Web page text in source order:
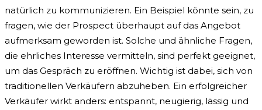
natürlich zu kommunizieren. Ein Beispiel könnte sein, zu
fragen, wie der Prospect überhaupt auf das Angebot
aufmerksam geworden ist. Solche und ähnliche Fragen,
die ehrliches Interesse vermitteln, sind perfekt geeignet,
um das Gespräch zu eröffnen. Wichtig ist dabei, sich von
traditionellen Verkäufern abzuheben. Ein erfolgreicher
Verkäufer wirkt anders: entspannt, neugierig, lässig und